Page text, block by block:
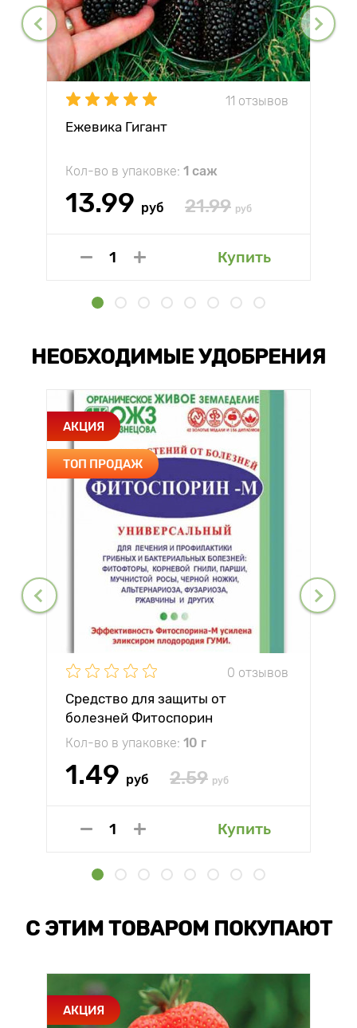
11 отзывов
Ежевика Гигант
Кол-во в упаковке: 1 саж
13.99 руб 21.99 руб
Купить
НЕОБХОДИМЫЕ УДОБРЕНИЯ
АКЦИЯ
ТОП ПРОДАЖ
0 отзывов
Средство для защиты от
болезней Фитоспорин
Кол-во в упаковке: 10 г
1.49 руб 2.59 руб
Купить
С ЭТИМ ТОВАРОМ ПОКУПАЮТ
АКЦИЯ